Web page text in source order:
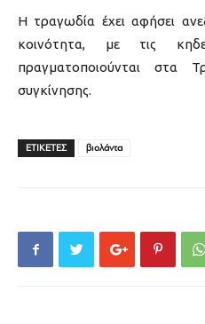
Η τραγωδία έχει αφήσει
κοινότητα, με τις
πραγματοποιούνται στα
συγκίνησης.
ΕΤΙΚΕΤΕΣ βιολάντα